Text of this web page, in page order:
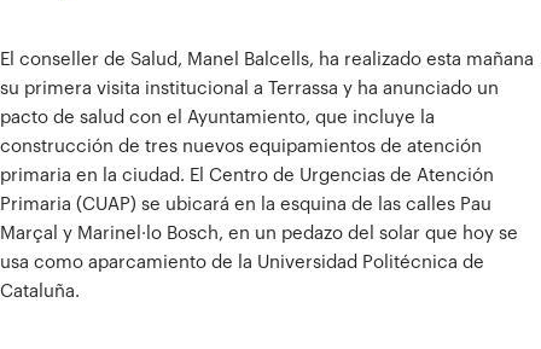
El conseller de Salud, Manel Balcells, ha realizado esta mañana
su primera visita institucional a Terrassa y ha anunciado un
pacto de salud con el Ayuntamiento, que incluye la
construcción de tres nuevos equipamientos de atención
primaria en la ciudad. El Centro de Urgencias de Atención
Primaria (CUAP) se ubicará en la esquina de las calles Pau
Marçal y Marinel·lo Bosch, en un pedazo del solar que hoy se
usa como aparcamiento de la Universidad Politécnica de
Cataluña.